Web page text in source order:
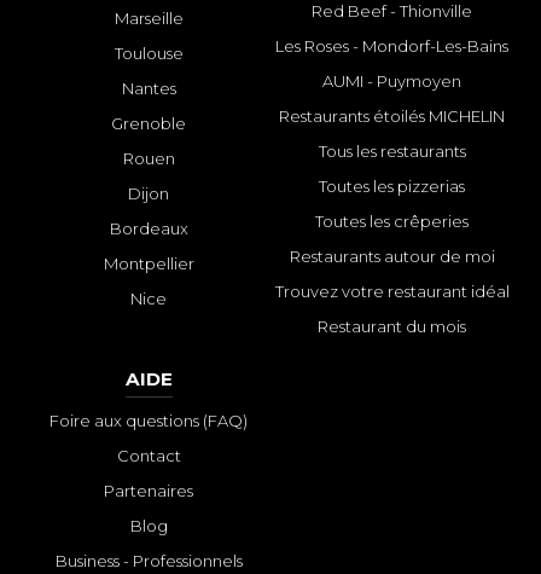
Marseille
Toulouse
Nantes
Grenoble
Rouen
Dijon
Bordeaux
Montpellier
Nice
Red Beef - Thionville
Les Roses - Mondorf-Les-Bains
AUMI - Puymoyen
Restaurants étoilés MICHELIN
Tous les restaurants
Toutes les pizzerias
Toutes les crêperies
Restaurants autour de moi
Trouvez votre restaurant idéal
Restaurant du mois
AIDE
Foire aux questions (FAQ)
Contact
Partenaires
Blog
Business - Professionnels